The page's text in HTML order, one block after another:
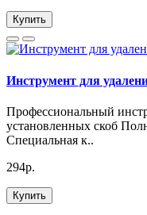
Купить
Инструмент для
Профессиональный
установленных скоб
Специальная к..
294р.
Купить